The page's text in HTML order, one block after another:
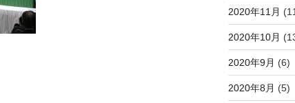
2020年11月
2020年10月
2020年9月 (6)
2020年8月 (5)